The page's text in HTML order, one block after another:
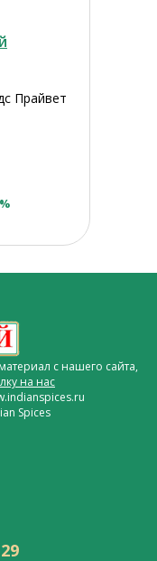
Прайвет
с нашего сайта,
на нас
Spices